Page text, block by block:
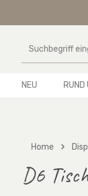
NEU
Home
D6